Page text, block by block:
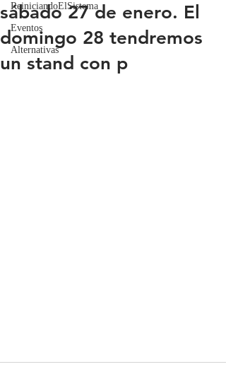
ReiniciandoElSistema
Eventos
Alternativas
sábado 27 de enero. El
domingo 28 tendremos
un stand con p